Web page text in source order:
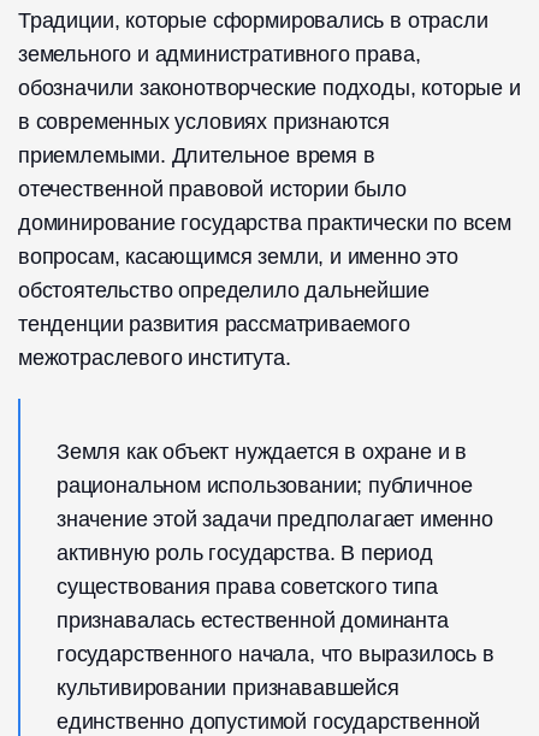
Традиции, которые сформировались в отрасли
земельного и административного права,
обозначили законотворческие подходы, которые и
в современных условиях признаются
приемлемыми. Длительное время в
отечественной правовой истории было
доминирование государства практически по всем
вопросам, касающимся земли, и именно это
обстоятельство определило дальнейшие
тенденции развития рассматриваемого
межотраслевого института.
Земля как объект нуждается в охране и в
рациональном использовании; публичное
значение этой задачи предполагает именно
активную роль государства. В период
существования права советского типа
признавалась естественной доминанта
государственного начала, что выразилось в
культивировании признававшейся
единственно допустимой государственной